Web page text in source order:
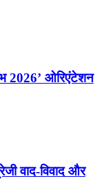
2026’ ओरिएंटेशन
वाद-विवाद और